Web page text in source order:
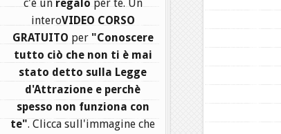
c'è un regalo per te. Un
interoVIDEO CORSO
GRATUITO per "Conoscere
tutto ciò che non ti è mai
stato detto sulla Legge
d'Attrazione e perchè
spesso non funziona con
te". Clicca sull'immagine che